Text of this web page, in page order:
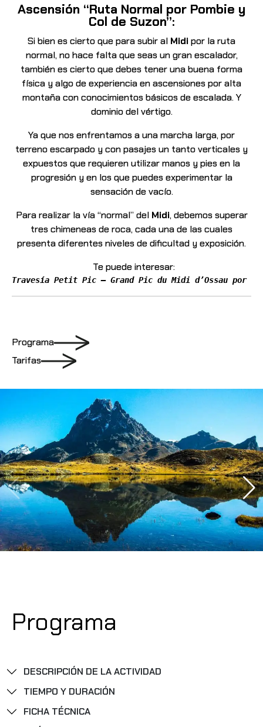
Ascensión “Ruta Normal por Pombie y
Col de Suzon”:
Si bien es cierto que para subir al Midipor la ruta
normal, no hace falta que seas un gran escalador,
también es cierto que debes tener una buena forma
física y algo de experiencia en ascensiones por alta
montaña con conocimientos básicos de escalada. Y
dominio del vértigo.
Ya que nos enfrentamos a una marcha larga, por
terreno escarpado y con pasajes un tanto verticales y
expuestos que requieren utilizar manos y pies en la
progresión y en los que puedes experimentar la
sensación de vacío.
Para realizar la vía “normal” del Midi, debemos superar
tres chimeneas de roca, cada una de las cuales
presenta diferentes niveles de dificultad y exposición.
Te puede interesar:
Travesía Petit Pic – Grand Pic du Midi d’Ossau por
Programa
Tarifas
Programa
DESCRIPCIÓN DE LA ACTIVIDAD
TIEMPO Y DURACIÓN
FICHA TÉCNICA